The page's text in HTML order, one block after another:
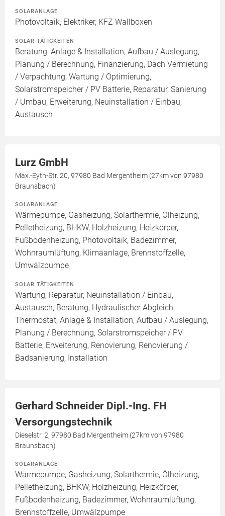
SOLARANLAGE
Photovoltaik, Elektriker, KFZ Wallboxen
SOLAR TÄTIGKEITEN
Beratung, Anlage & Installation, Aufbau / Auslegung,
Planung / Berechnung, Finanzierung, Dach Vermietung
/ Verpachtung, Wartung / Optimierung,
Solarstromspeicher / PV Batterie, Reparatur, Sanierung
/ Umbau, Erweiterung, Neuinstallation / Einbau,
Austausch
Lurz GmbH
Max.-Eyth-Str. 20, 97980 Bad Mergentheim (27km von 97980
Braunsbach)
SOLARANLAGE
Wärmepumpe, Gasheizung, Solarthermie, Ölheizung,
Pelletheizung, BHKW, Holzheizung, Heizkörper,
Fußbodenheizung, Photovoltaik, Badezimmer,
Wohnraumlüftung, Klimaanlage, Brennstoffzelle,
Umwälzpumpe
SOLAR TÄTIGKEITEN
Wartung, Reparatur, Neuinstallation / Einbau,
Austausch, Beratung, Hydraulischer Abgleich,
Thermostat, Anlage & Installation, Aufbau / Auslegung,
Planung / Berechnung, Solarstromspeicher / PV
Batterie, Erweiterung, Renovierung, Renovierung /
Badsanierung, Installation
Gerhard Schneider Dipl.-Ing. FH
Versorgungstechnik
Dieselstr. 2, 97980 Bad Mergentheim (27km von 97980
Braunsbach)
SOLARANLAGE
Wärmepumpe, Gasheizung, Solarthermie, Ölheizung,
Pelletheizung, BHKW, Holzheizung, Heizkörper,
Fußbodenheizung, Badezimmer, Wohnraumlüftung,
Brennstoffzelle, Umwälzpumpe